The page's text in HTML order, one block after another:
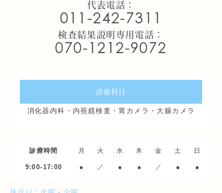
代表電話：
011-242-7311
検査結果説明専用電話：
070-1212-9072
診療科目
消化器内科・内視鏡検査・胃カメラ・大腸カメラ
診療時間 月 火 水 木 金 土 日
9:00-17:00 ● ／ ● ● ／ ● ●